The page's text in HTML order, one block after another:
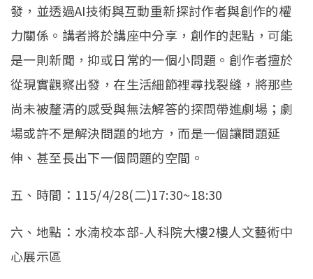
發，並透過AI技術與互動重新探討作者與創作的權
力關係。講者將於講座中分享，創作的起點，可能
是一則新聞，抑或日常的一個小問題。創作者擅於
從現實觀察出發，在生活細節裡尋找裂縫，將那些
尚未被釐清的感受與無法解答的探問帶進劇場；劇
場或許不是解決問題的地方，而是一個讓問題延
伸、甚至長出下一個問題的空間。
五、時間：115/4/28(二)17:30~18:30
六、地點：水湳校本部-人科院大樓2樓人文藝術中
心展示區